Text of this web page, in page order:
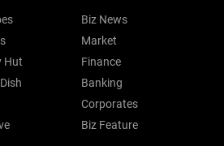
Hut
Biz News
Market
Finance
Banking
Corporates
Biz Feature